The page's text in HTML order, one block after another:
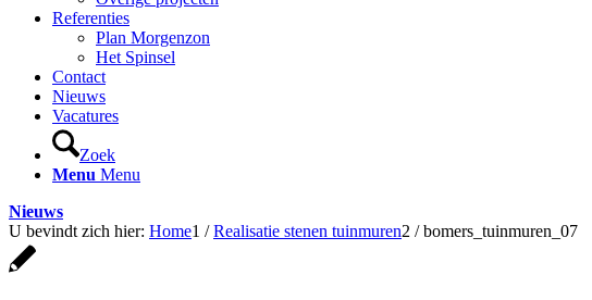
Referenties
Plan Morgenzon
Het Spinsel
Contact
Nieuws
Vacatures
Zoek
Menu Menu
Nieuws
U bevindt zich hier: Home1 / Realisatie stenen tuinmuren2 / bomers_tuinmuren_07